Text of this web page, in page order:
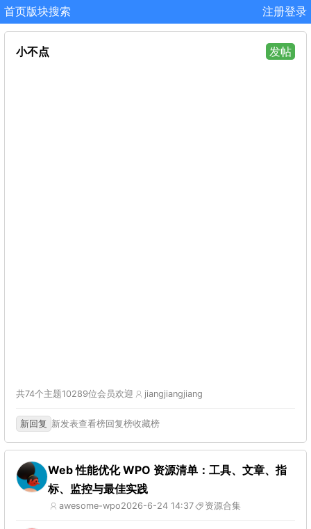
首页版块搜索 注册登录
小不点 发帖
共74个主题10289位会员欢迎 jiangjiangjiang
新回复 新发表查看榜回复榜收藏榜
Web 性能优化 WPO 资源清单：工具、文章、指
标、监控与最佳实践
awesome-wpo2026-6-24 14:37 资源合集